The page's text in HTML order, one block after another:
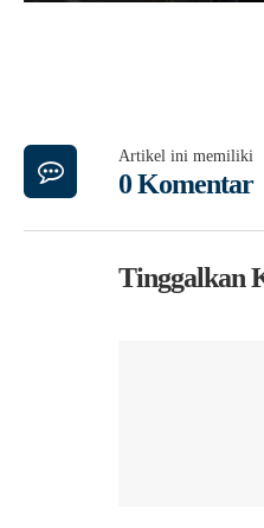
Artikel ini memiliki
0 Komentar
Tinggalkan